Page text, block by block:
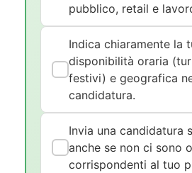
pubblico, retail e
Indica chiaramente la
disponibilità oraria
festivi) e geografica
candidatura.
Invia una candidatura
anche se non ci sono
corrispondenti al tuo